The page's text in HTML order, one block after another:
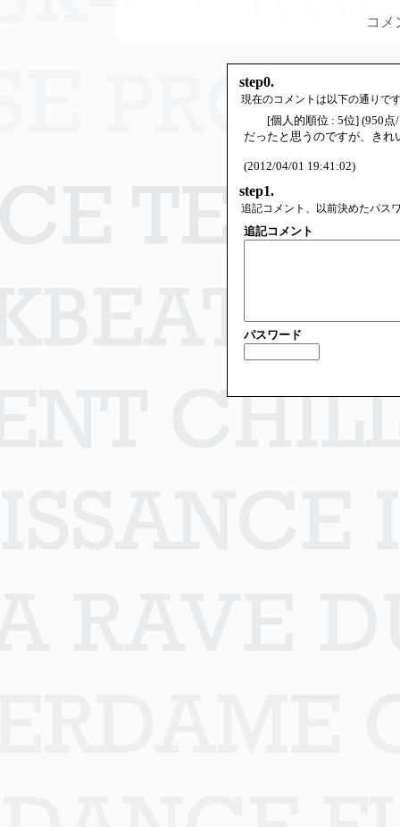
コメ
step0.
現在のコメントは以下の通りで
[個人的順位 : 5位] (950点/
だったと思うのですが、き
(2012/04/01 19:41:02)
step1.
追記コメント、以前決めたパス
追記コメント
パスワード